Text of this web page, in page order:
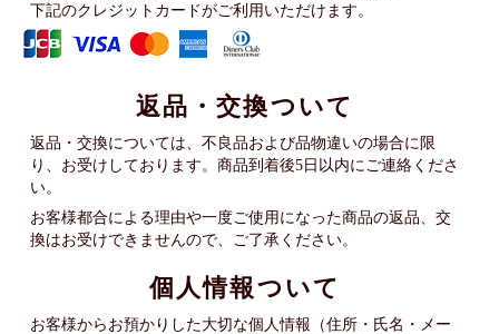
下記のクレジットカードがご利用いただけます。
返品・交換ついて
返品・交換については、不良品および品物違いの場合に限
り、お受けしております。商品到着後5日以内にご連絡くださ
い。
お客様都合による理由や一度ご使用になった商品の返品、交
換はお受けできませんので、ご了承ください。
個人情報ついて
お客様からお預かりした大切な個人情報（住所・氏名・メー